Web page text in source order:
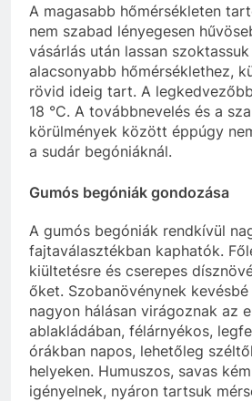
A magasabb hőmérsékleten
nem szabad lényegesen
vásárlás után lassan
alacsonyabb hőmérséklethez,
rövid ideig tart. A
18 °C. A továbbnevelés és a
körülmények között éppúgy
a sudár begóniáknál.
Gumós begóniák gondozása
A gumós begóniák rendkívül
fajtaválasztékban kaphatók.
kiültetésre és cserepes
őket. Szobanövénynek
nagyon hálásan virágoznak az
ablakládában, félárnyékos,
órákban napos, lehetőleg
helyeken. Humuszos, savas
igényelnek, nyáron tartsuk